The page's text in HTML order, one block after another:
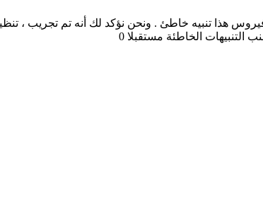
هذا تنبيه خاطئ . ونحن نؤكد لك أنه تم تجريب ،
التنبيهات الخاطئة مستقبلا 0